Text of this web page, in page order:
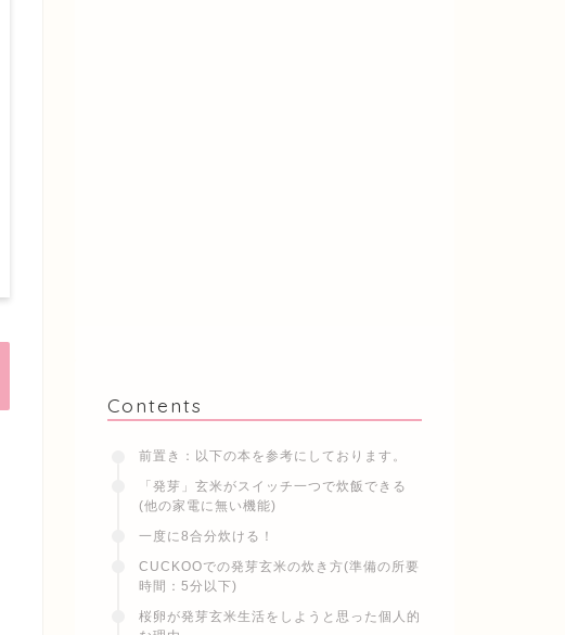
Contents
前置き：以下の本を参考にしております。
「発芽」玄米がスイッチ一つで炊飯できる
(他の家電に無い機能)
一度に8合分炊ける！
CUCKOOでの発芽玄米の炊き方(準備の所要
時間：5分以下)
桜卵が発芽玄米生活をしようと思った個人的